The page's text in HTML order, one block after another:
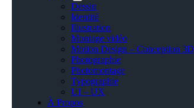
Dessin
Identité
Illustration
Montage vidéo
Motion Design – Conception 3D
Photographie
Photomontage
Typographie
UI – UX
À Propos